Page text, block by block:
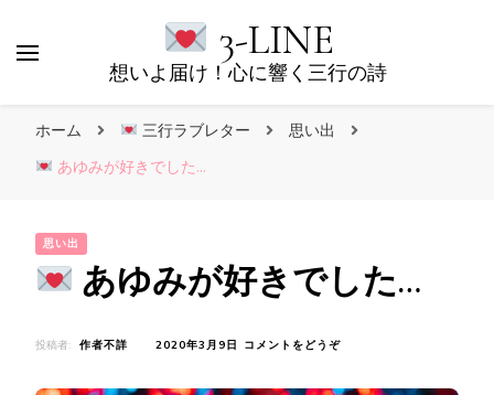
3-LINE
想いよ届け！心に響く三行の詩
ホーム 三行ラブレター
思い出
あゆみが好きでした…
思い出
あゆみが好きでした…
投稿者: 作者不詳 2020年3月9日 コメントをどうぞ(